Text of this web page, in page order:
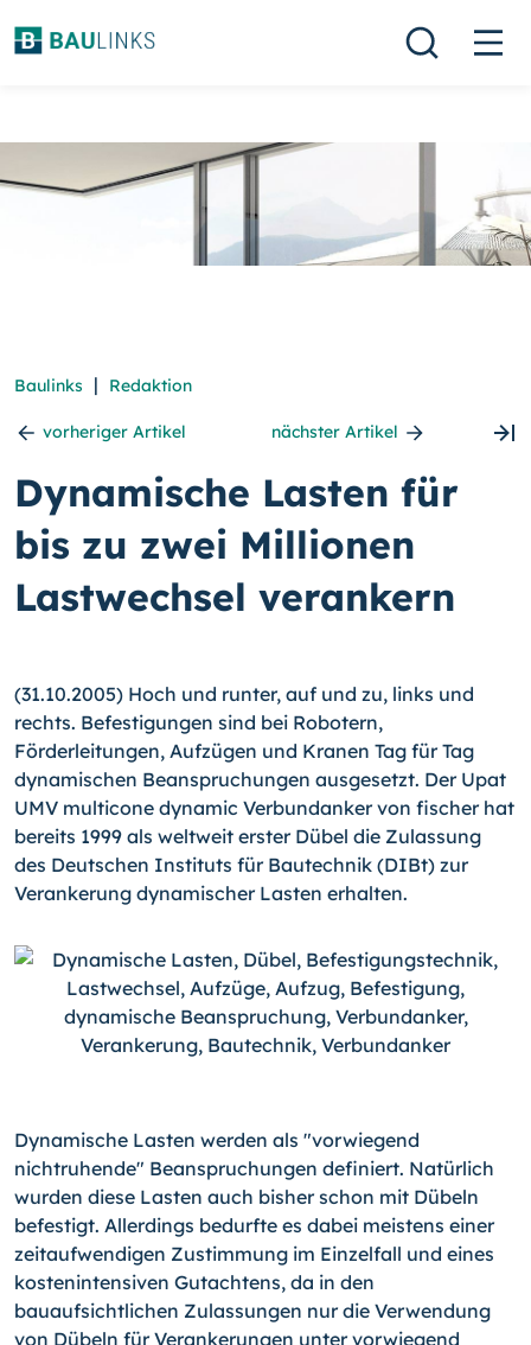
Baulinks | Redaktion
vorheriger Artikel nächster Artikel
Dynamische Lasten für
bis zu zwei Millionen
Lastwechsel verankern
(31.10.2005) Hoch und runter, auf und zu, links und
rechts. Befestigungen sind bei Robotern,
Förderleitungen, Aufzügen und Kranen Tag für Tag
dynamischen Beanspruchungen ausgesetzt. Der Upat
UMV multicone dynamic Verbundanker von fischer hat
bereits 1999 als weltweit erster Dübel die Zulassung
des Deutschen Instituts für Bautechnik (DIBt) zur
Verankerung dynamischer Lasten erhalten.
Dynamische Lasten werden als "vorwiegend
nichtruhende" Beanspruchungen definiert. Natürlich
wurden diese Lasten auch bisher schon mit Dübeln
befestigt. Allerdings bedurfte es dabei meistens einer
zeitaufwendigen Zustimmung im Einzelfall und eines
kostenintensiven Gutachtens, da in den
bauaufsichtlichen Zulassungen nur die Verwendung
von Dübeln für Verankerungen unter vorwiegend